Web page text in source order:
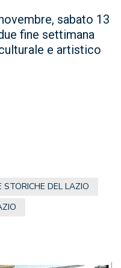
sabato 13
fine settimana
e artistico
STORICHE DEL LAZIO